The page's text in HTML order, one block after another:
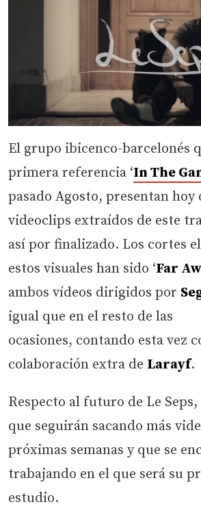
El grupo ibicenco-barcelonés
primera referencia ‘In The
pasado Agosto, presentan hoy
videoclips extraídos de este
así por finalizado. Los cortes
estos visuales han sido ‘Far
ambos vídeos dirigidos por
igual que en el resto de las
ocasiones, contando esta vez
colaboración extra de Larayf.
Respecto al futuro de Le
que seguirán sacando más
próximas semanas y que se
trabajando en el que será su
estudio.